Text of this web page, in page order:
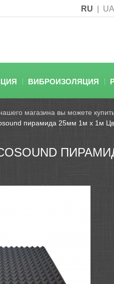
RU UA
ВИБРОИЗОЛЯЦИЯ
магазина вы можете
пирамида 25мм 1м х 1м